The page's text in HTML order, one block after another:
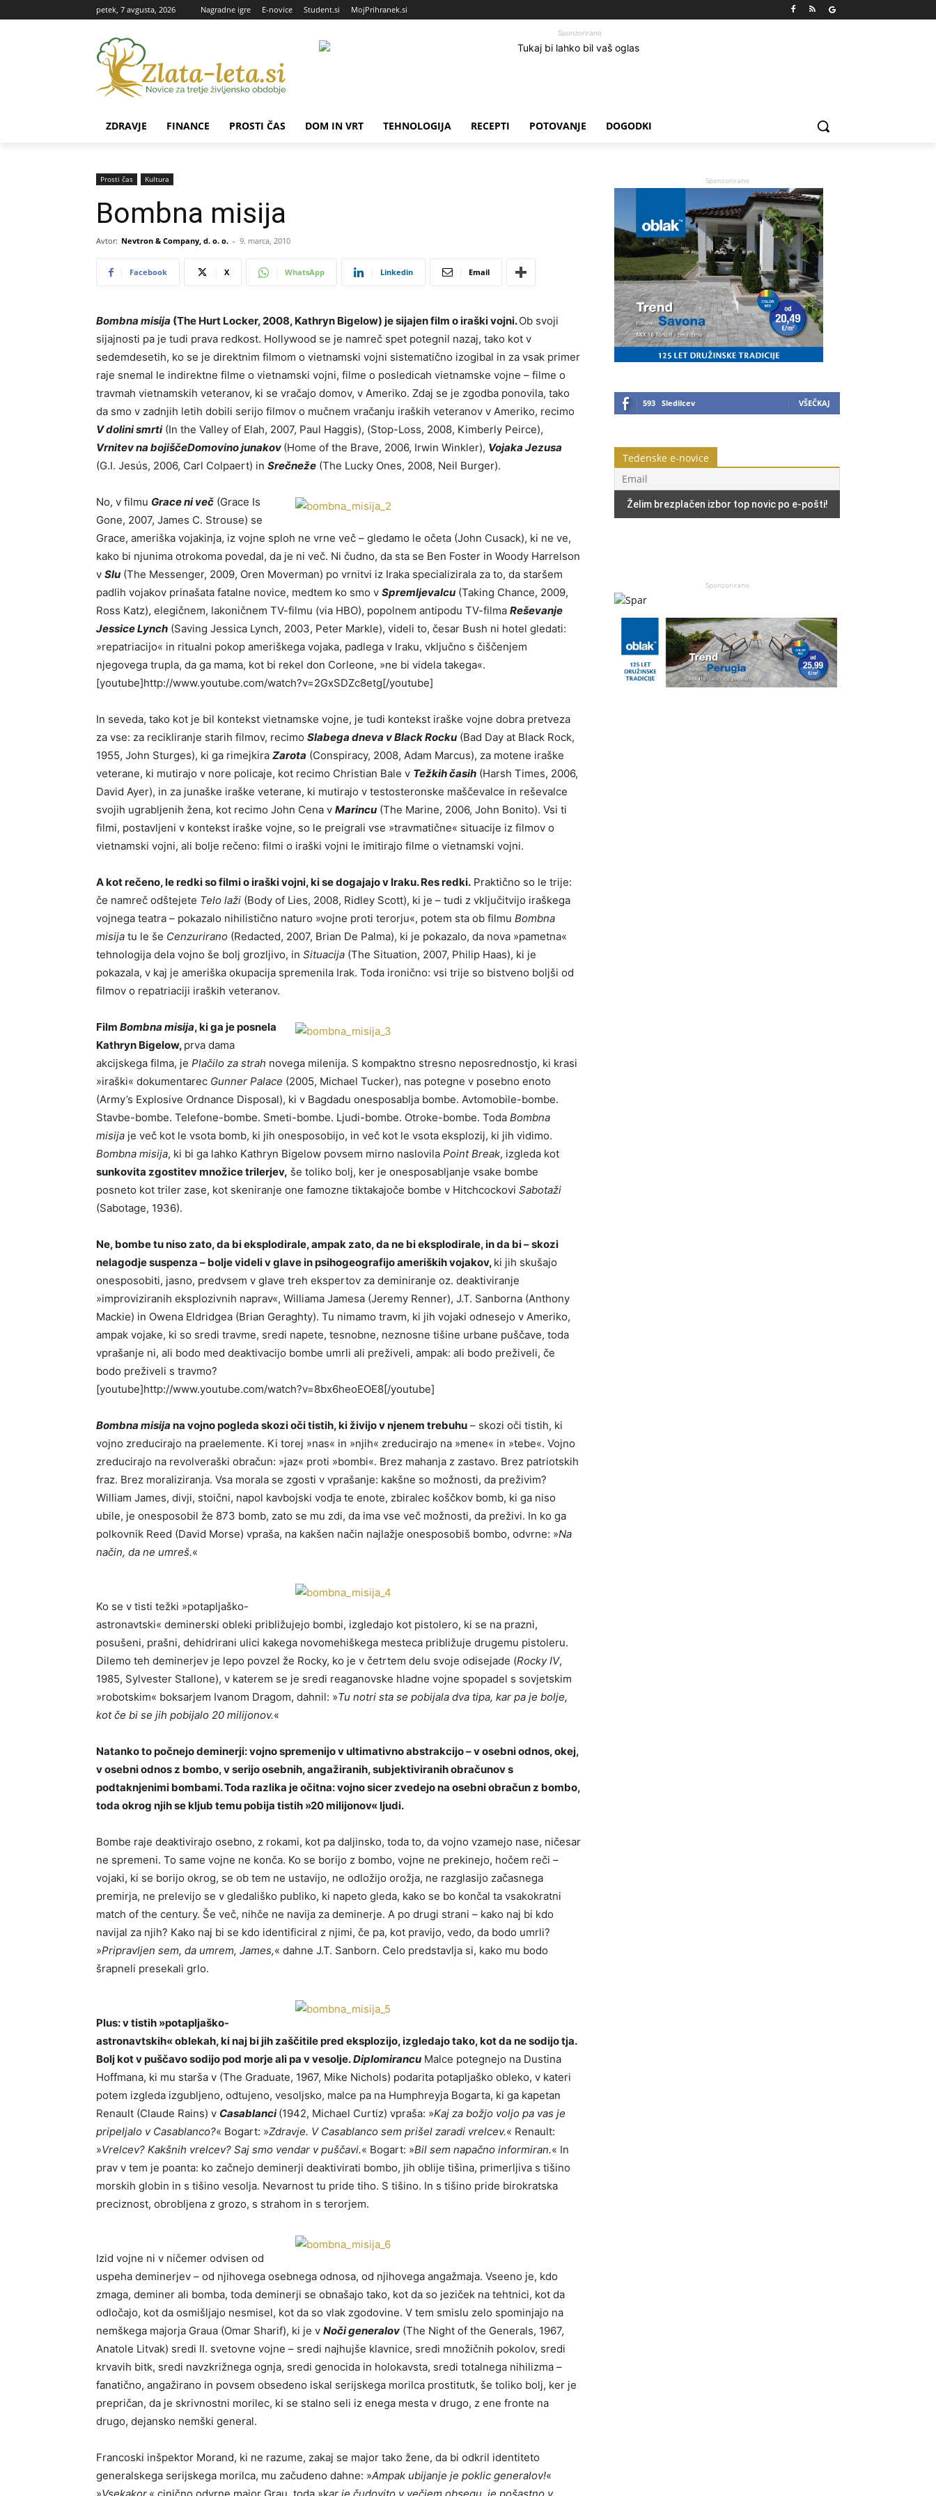
petek, 7 avgusta, 2026 Nagradne igre E-novice Student.si MojPrihranek.si
Sponzorirano
ZDRAVJE FINANCE PROSTI ČAS DOM IN VRT TEHNOLOGIJA RECEPTI POTOVANJE DOGODKI
Prosti čas Kultura
Bombna misija
Avtor: Nevtron & Company, d. o. o. - 9. marca, 2010
Facebook X WhatsApp Linkedin Email
Bombna misija (The Hurt Locker, 2008, Kathryn Bigelow) je sijajen film o iraški vojni.Ob svoji
sijajnosti pa je tudi prava redkost. Hollywood se je namreč spet potegnil nazaj, tako kot v
sedemdesetih, ko se je direktnim filmom o vietnamski vojni sistematično izogibal in za vsak primer
raje snemal le indirektne filme o vietnamski vojni, filme o posledicah vietnamske vojne – filme o
travmah vietnamskih veteranov, ki se vračajo domov, v Ameriko. Zdaj se je zgodba ponovila, tako
da smo v zadnjih letih dobili serijo filmov o mučnem vračanju iraških veteranov v Ameriko, recimo
V dolini smrti(In the Valley of Elah, 2007, Paul Haggis), (Stop-Loss, 2008, Kimberly Peirce),
Vrnitev na bojiščeDomovino junakov (Home of the Brave, 2006, Irwin Winkler), Vojaka Jezusa
(G.I. Jesús, 2006, Carl Colpaert) in Srečneže (The Lucky Ones, 2008, Neil Burger).
No, v filmu Grace ni več (Grace Is
Gone, 2007, James C. Strouse) se
Grace, ameriška vojakinja, iz vojne sploh ne vrne več – gledamo le očeta (John Cusack), ki ne ve,
kako bi njunima otrokoma povedal, da je ni več. Ni čudno, da sta se Ben Foster in Woody Harrelson
v Slu (The Messenger, 2009, Oren Moverman) po vrnitvi iz Iraka specializirala za to, da staršem
padlih vojakov prinašata fatalne novice, medtem ko smo v Spremljevalcu (Taking Chance, 2009,
Ross Katz), elegičnem, lakoničnem TV-filmu (via HBO), popolnem antipodu TV-filma Reševanje
Jessice Lynch (Saving Jessica Lynch, 2003, Peter Markle), videli to, česar Bush ni hotel gledati:
»repatriacijo« in ritualni pokop ameriškega vojaka, padlega v Iraku, vključno s čiščenjem
njegovega trupla, da ga mama, kot bi rekel don Corleone, »ne bi videla takega«.
[youtube]http://www.youtube.com/watch?v=2GxSDZc8etg[/youtube]
In seveda, tako kot je bil kontekst vietnamske vojne, je tudi kontekst iraške vojne dobra pretveza
za vse: za recikliranje starih filmov, recimo Slabega dneva v Black Rocku (Bad Day at Black Rock,
1955, John Sturges), ki ga rimejkira Zarota (Conspiracy, 2008, Adam Marcus), za motene iraške
veterane, ki mutirajo v nore policaje, kot recimo Christian Bale v Težkih časih (Harsh Times, 2006,
David Ayer), in za junaške iraške veterane, ki mutirajo v testosteronske maščevalce in reševalce
svojih ugrabljenih žena, kot recimo John Cena v Marincu (The Marine, 2006, John Bonito). Vsi ti
filmi, postavljeni v kontekst iraške vojne, so le preigrali vse »travmatične« situacije iz filmov o
vietnamski vojni, ali bolje rečeno: filmi o iraški vojni le imitirajo filme o vietnamski vojni.
A kot rečeno, le redki so filmi o iraški vojni, ki se dogajajo v Iraku. Res redki. Praktično so le trije:
če namreč odštejete Telo laži (Body of Lies, 2008, Ridley Scott), ki je – tudi z vključitvijo iraškega
vojnega teatra – pokazalo nihilistično naturo »vojne proti terorju«, potem sta ob filmu Bombna
misija tu le še Cenzurirano (Redacted, 2007, Brian De Palma), ki je pokazalo, da nova »pametna«
tehnologija dela vojno še bolj grozljivo, in Situacija (The Situation, 2007, Philip Haas), ki je
pokazala, v kaj je ameriška okupacija spremenila Irak. Toda ironično: vsi trije so bistveno boljši od
filmov o repatriaciji iraških veteranov.
Film Bombna misija, ki ga je posnela
Kathryn Bigelow, prva dama
akcijskega filma, je Plačilo za strah novega milenija. S kompaktno stresno neposrednostjo, ki krasi
»iraški« dokumentarec Gunner Palace (2005, Michael Tucker), nas potegne v posebno enoto
(Army’s Explosive Ordnance Disposal), ki v Bagdadu onesposablja bombe. Avtomobile-bombe.
Stavbe-bombe. Telefone-bombe. Smeti-bombe. Ljudi-bombe. Otroke-bombe. Toda Bombna
misija je več kot le vsota bomb, ki jih onesposobijo, in več kot le vsota eksplozij, ki jih vidimo.
Bombna misija, ki bi ga lahko Kathryn Bigelow povsem mirno naslovila Point Break, izgleda kot
sunkovita zgostitev množice trilerjev, še toliko bolj, ker je onesposabljanje vsake bombe
posneto kot triler zase, kot skeniranje one famozne tiktakajoče bombe v Hitchcockovi Sabotaži
(Sabotage, 1936).
Ne, bombe tu niso zato, da bi eksplodirale, ampak zato, da ne bi eksplodirale, in da bi – skozi
nelagodje suspenza – bolje videli v glave in psihogeografijo ameriških vojakov, ki jih skušajo
onesposobiti, jasno, predvsem v glave treh ekspertov za deminiranje oz. deaktiviranje
»improviziranih eksplozivnih naprav«, Williama Jamesa (Jeremy Renner), J.T. Sanborna (Anthony
Mackie) in Owena Eldridgea (Brian Geraghty). Tu nimamo travm, ki jih vojaki odnesejo v Ameriko,
ampak vojake, ki so sredi travme, sredi napete, tesnobne, neznosne tišine urbane puščave, toda
vprašanje ni, ali bodo med deaktivacijo bombe umrli ali preživeli, ampak: ali bodo preživeli, če
bodo preživeli s travmo?
[youtube]http://www.youtube.com/watch?v=8bx6heoEOE8[/youtube]
Bombna misija na vojno pogleda skozi oči tistih, ki živijo v njenem trebuhu – skozi oči tistih, ki
vojno zreducirajo na praelemente. Ki torej »nas« in »njih« zreducirajo na »mene« in »tebe«. Vojno
zreducirajo na revolveraški obračun: »jaz« proti »bombi«. Brez mahanja z zastavo. Brez patriotskih
fraz. Brez moraliziranja. Vsa morala se zgosti v vprašanje: kakšne so možnosti, da preživim?
William James, divji, stoični, napol kavbojski vodja te enote, zbiralec koščkov bomb, ki ga niso
ubile, je onesposobil že 873 bomb, zato se mu zdi, da ima vse več možnosti, da preživi. In ko ga
polkovnik Reed (David Morse) vpraša, na kakšen način najlažje onesposobiš bombo, odvrne: »Na
način, da ne umreš.«
Ko se v tisti težki »potapljaško-
astronavtski« deminerski obleki približujejo bombi, izgledajo kot pistolero, ki se na prazni,
posušeni, prašni, dehidrirani ulici kakega novomehiškega mesteca približuje drugemu pistoleru.
Dilemo teh deminerjev je lepo povzel že Rocky, ko je v četrtem delu svoje odisejade (Rocky IV,
1985, Sylvester Stallone), v katerem se je sredi reaganovske hladne vojne spopadel s sovjetskim
»robotskim« boksarjem Ivanom Dragom, dahnil: »Tu notri sta se pobijala dva tipa, kar pa je bolje,
kot če bi se jih pobijalo 20 milijonov.«
Natanko to počnejo deminerji: vojno spremenijo v ultimativno abstrakcijo – v osebni odnos, okej,
v osebni odnos z bombo, v serijo osebnih, angažiranih, subjektiviranih obračunov s
podtaknjenimi bombami. Toda razlika je očitna: vojno sicer zvedejo na osebni obračun z bombo,
toda okrog njih se kljub temu pobija tistih »20 milijonov« ljudi.
Bombe raje deaktivirajo osebno, z rokami, kot pa daljinsko, toda to, da vojno vzamejo nase, ničesar
ne spremeni. To same vojne ne konča. Ko se borijo z bombo, vojne ne prekinejo, hočem reči –
vojaki, ki se borijo okrog, se ob tem ne ustavijo, ne odložijo orožja, ne razglasijo začasnega
premirja, ne prelevijo se v gledališko publiko, ki napeto gleda, kako se bo končal ta vsakokratni
match of the century. Še več, nihče ne navija za deminerje. A po drugi strani – kako naj bi kdo
navijal za njih? Kako naj bi se kdo identificiral z njimi, če pa, kot pravijo, vedo, da bodo umrli?
»Pripravljen sem, da umrem, James,« dahne J.T. Sanborn. Celo predstavlja si, kako mu bodo
šrapneli presekali grlo.
Plus: v tistih »potapljaško-
astronavtskih« oblekah, ki naj bi jih zaščitile pred eksplozijo, izgledajo tako, kot da ne sodijo tja.
Bolj kot v puščavo sodijo pod morje ali pa v vesolje.Diplomirancu Malce potegnejo na Dustina
Hoffmana, ki mu starša v (The Graduate, 1967, Mike Nichols) podarita potapljaško obleko, v kateri
potem izgleda izgubljeno, odtujeno, vesoljsko, malce pa na Humphreyja Bogarta, ki ga kapetan
Renault (Claude Rains) v Casablanci (1942, Michael Curtiz) vpraša: »Kaj za božjo voljo pa vas je
pripeljalo v Casablanco?« Bogart: »Zdravje. V Casablanco sem prišel zaradi vrelcev.« Renault:
»Vrelcev? Kakšnih vrelcev? Saj smo vendar v puščavi.« Bogart: »Bil sem napačno informiran.« In
prav v tem je poanta: ko začnejo deminerji deaktivirati bombo, jih oblije tišina, primerljiva s tišino
morskih globin in s tišino vesolja. Nevarnost tu pride tiho. S tišino. In s tišino pride birokratska
preciznost, obrobljena z grozo, s strahom in s terorjem.
Izid vojne ni v ničemer odvisen od
uspeha deminerjev – od njihovega osebnega odnosa, od njihovega angažmaja. Vseeno je, kdo
zmaga, deminer ali bomba, toda deminerji se obnašajo tako, kot da so jeziček na tehtnici, kot da
odločajo, kot da osmišljajo nesmisel, kot da so vlak zgodovine. V tem smislu zelo spominjajo na
nemškega majorja Graua (Omar Sharif), ki je v Noči generalov (The Night of the Generals, 1967,
Anatole Litvak) sredi II. svetovne vojne – sredi najhujše klavnice, sredi množičnih pokolov, sredi
krvavih bitk, sredi navzkrižnega ognja, sredi genocida in holokavsta, sredi totalnega nihilizma –
fanatično, angažirano in povsem obsedeno iskal serijskega morilca prostitutk, še toliko bolj, ker je
prepričan, da je skrivnostni morilec, ki se stalno seli iz enega mesta v drugo, z ene fronte na
drugo, dejansko nemški general.
Francoski inšpektor Morand, ki ne razume, zakaj se major tako žene, da bi odkril identiteto
generalskega serijskega morilca, mu začudeno dahne: »Ampak ubijanje je poklic generalov!«
Sponzorirano
593 Sledilcev VŠEČKAJ
Tedenske e-novice
Sponzorirano